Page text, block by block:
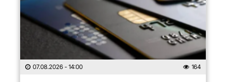
07.08.2026 - 14:00 164